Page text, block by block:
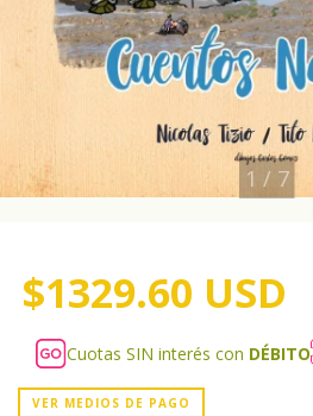
1 / 7
$1329.60 USD
Cuotas SIN interés con DÉBITO
VER MEDIOS DE PAGO